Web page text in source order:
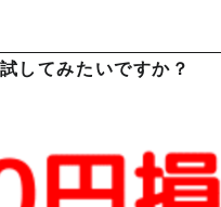
してみたいですか？